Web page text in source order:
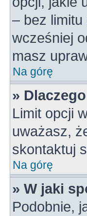
– bez
wcześniej
masz
Na górę
»
Limit opcji
uważasz,
skontaktuj
Na górę
» W jaki
Podobnie,